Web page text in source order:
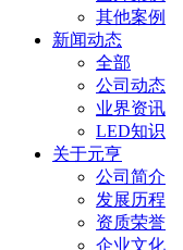
其他案例
新闻动态
全部
公司动态
业界资讯
LED知识
关于元亨
公司简介
发展历程
资质荣誉
企业文化